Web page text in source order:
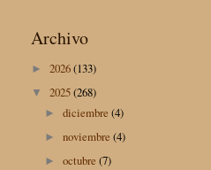
Archivo
► 2026(133)
▼ 2025(268)
►diciembre(4)
►noviembre(4)
►octubre(7)